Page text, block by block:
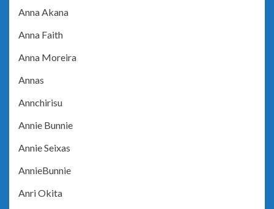
Anna Akana
Anna Faith
Anna Moreira
Annas
Annchirisu
Annie Bunnie
Annie Seixas
AnnieBunnie
Anri Okita